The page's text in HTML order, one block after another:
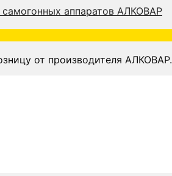
от производителя АЛКОВАР.